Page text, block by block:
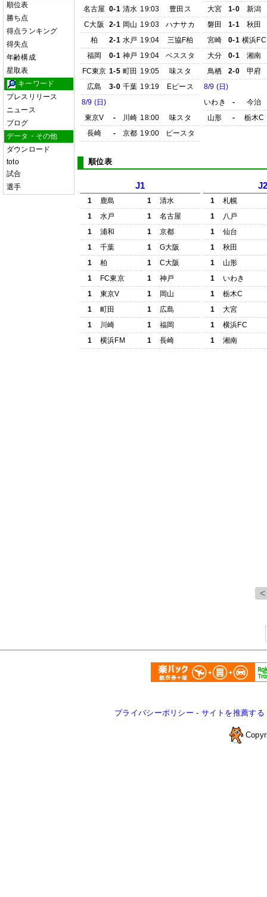
順位表
勝ち点
得点ランキング
得失点
年齢構成
星取表
キーワード
プレスリリース
ニュース
ブログ
データ・その他
ダウンロード
toto
試合
選手
名古屋 0-1 清水 19:03
豊田ス
C大阪
2-1 岡山 19:03
ハナサカ
柏
2-1 水戸 19:04
三協F柏
福岡
0-1 神戸 19:04
ベススタ
FC東京 1-5 町田 19:05
味スタ
広島
3-0 千葉 19:19
Eピース
8/9 (日)
東京V
- 川崎 18:00
味スタ
長崎
- 京都 19:00 ピースタ
大宮
1-0
新潟
磐田
1-1
秋田
宮崎
0-1 横浜FC
大分
0-1
湘南
鳥栖
2-0
甲府
8/9 (日)
いわき
-
今治
山形
- 栃木C
順位表
J1
1 鹿島 1
清水
1
水戸 1
名古屋
1
浦和 1
京都
1
千葉 1
G大阪
1
柏 1
C大阪
1
FC東京 1
神戸
1
東京V 1
岡山
1
町田 1
広島
1
川崎 1
福岡
1
横浜FM 1 長崎
1
札幌
1
八戸
1
仙台
1
秋田
1
山形
1
いわき
1
栃木C
1
大宮
1
横浜FC
1
湘南
プライバシーポリシー - サイトを推薦する